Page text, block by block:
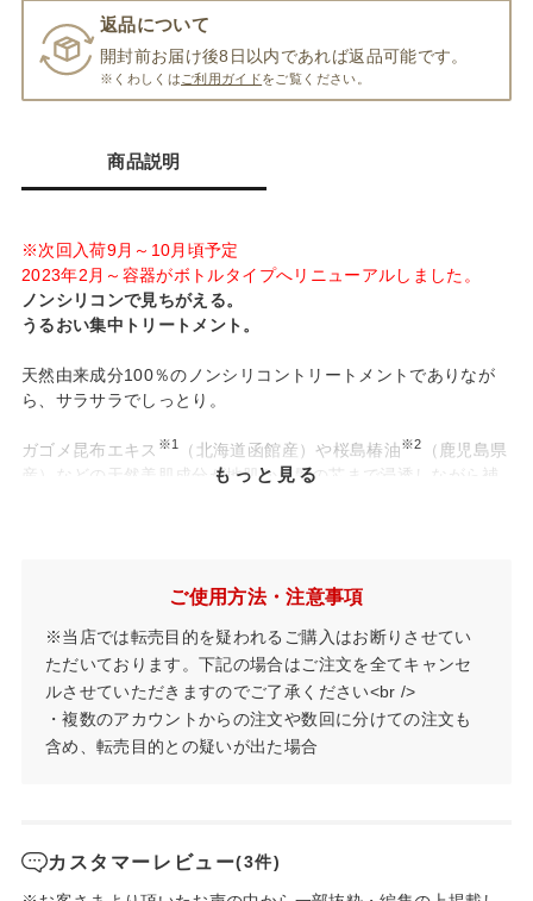
返品について
開封前お届け後8日以内であれば返品可能です。
※くわしくは ご利用ガイドをご覧ください。
商品説明
※次回入荷9月～10月頃予定
2023年2月～容器がボトルタイプへリニューアルしました。
ノンシリコンで見ちがえる。
うるおい集中トリートメント。
天然由来成分100％のノンシリコントリートメントでありなが
ら、サラサラでしっとり。
ガゴメ昆布エキス ※1 （北海道函館産）や桜島椿油※2
（鹿児島県
産）などの天然美肌成分が地肌から髪の芯まで浸透しながら補
※2:ツバキ種子油（保湿成分）
内容量：220g
香り：しとやかな椿の香り
もっと見る
ご使用方法・注意事項
※当店では転売目的を疑われるご購入はお断りさせてい
ただいております。下記の場合はご注文を全てキャンセ
ルさせていただきますのでご了承ください<br />
・複数のアカウントからの注文や数回に分けての注文も
含め、転売目的との疑いが出た場合
カスタマーレビュー(3件)